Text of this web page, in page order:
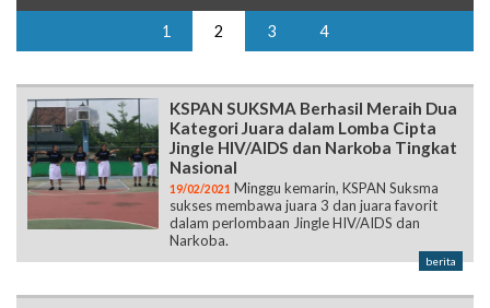
1 2 3 4
KSPAN SUKSMA Berhasil Meraih Dua
Kategori Juara dalam Lomba Cipta
Jingle HIV/AIDS dan Narkoba Tingkat
Nasional
19/02/2021 Minggu kemarin, KSPAN Suksma
sukses membawa juara 3 dan juara favorit
dalam perlombaan Jingle HIV/AIDS dan
Narkoba.
berita